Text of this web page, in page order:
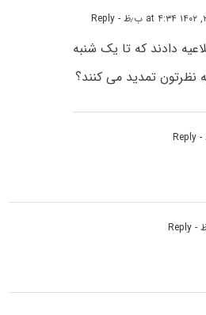
- Reply
دادند که تا یک شنبه
نظرتون تمدید می کنند؟
- Reply
- Reply